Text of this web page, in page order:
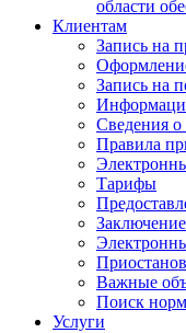
области
Клиентам
Запись на
Запись на
Сведения о
Правила
Тарифы
Важные
Поиск
Услуги